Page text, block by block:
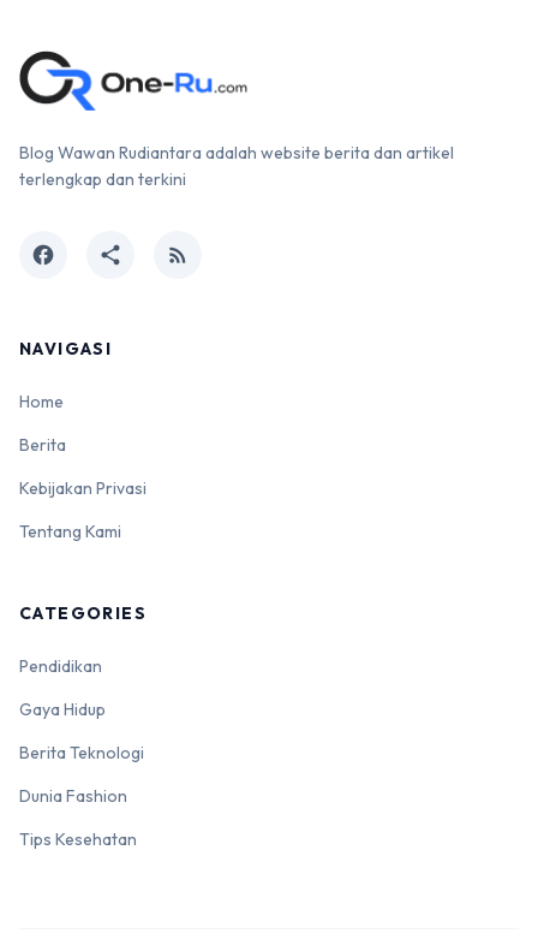
Blog Wawan Rudiantara adalah website berita dan artikel
terlengkap dan terkini
facebook share rss_feed
NAVIGASI
Home
Berita
Kebijakan Privasi
Tentang Kami
CATEGORIES
Pendidikan
Gaya Hidup
Berita Teknologi
Dunia Fashion
Tips Kesehatan